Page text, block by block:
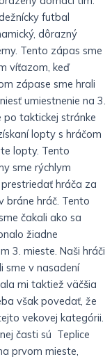
futbal
dôrazný
Tento zápas sme
víťazom, keď
zápase sme hrali
umiestnenie na 3.
po taktickej stránke
lopty s hráčom
lopty. Tento
sme rýchlym
hráča za
bráne hráč. Tento
čakali ako sa
žiadne
3. mieste. Naši hráči
sme v nasadení
mi taktiež väčšia
však povedať, že
vekovej kategórii.
časti sú Teplice
prvom mieste,